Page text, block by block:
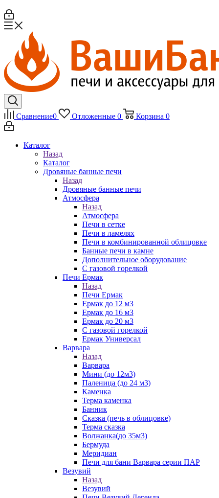
Сравнение0 Отложенные 0 Корзина 0
Каталог
Назад
Каталог
Дровяные банные печи
Назад
Дровяные банные печи
Атмосфера
Назад
Атмосфера
Печи в сетке
Печи в ламелях
Печи в комбинированной облицовке
Банные печи в камне
Дополнительное оборудование
С газовой горелкой
Печи Ермак
Назад
Печи Ермак
Ермак до 12 м3
Ермак до 16 м3
Ермак до 20 м3
С газовой горелкой
Ермак Универсал
Варвара
Назад
Варвара
Мини (до 12м3)
Паленица (до 24 м3)
Каменка
Терма каменка
Банник
Сказка (печь в облицовке)
Терма сказка
Волжанка(до 35м3)
Бермуда
Меридиан
Печи для бани Варвара серии ПАР
Везувий
Назад
Везувий